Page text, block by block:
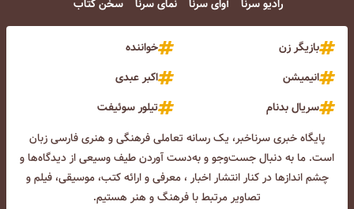
رادیو سرنا آوای سرنا نمای سرنا سخن کتاب
بازیگر زن
خواننده
انیمیشن
اکبر عبدی
سریال بدنام
تیلور سوئیفت
پایگاه خبری سرناخبر، یک رسانه تعاملی فرهنگی و هنری فارسی زبان
است. ما به دنبال جست‌و‌جو و به‌دست آوردن طیف وسیعی از دیدگاه‌ها و
چشم انداز‌ها در کنار انتشار اخبار ، معرفی و ارائه کتب، موسیقی، فیلم و
تصاویر مرتبط با فرهنگ و هنر هستیم.